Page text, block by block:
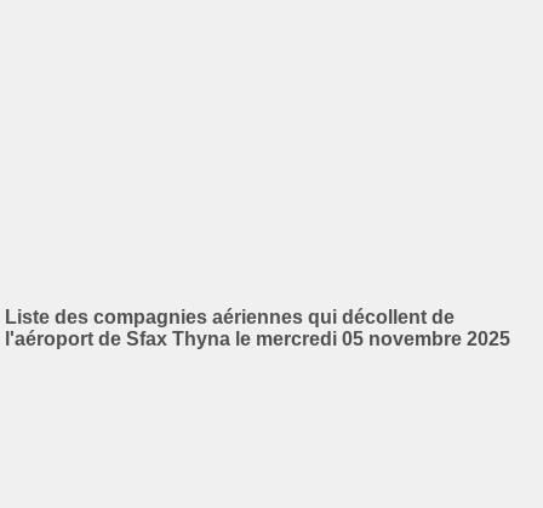
Liste des compagnies aériennes qui décollent de
l'aéroport de Sfax Thyna le mercredi 05 novembre 2025